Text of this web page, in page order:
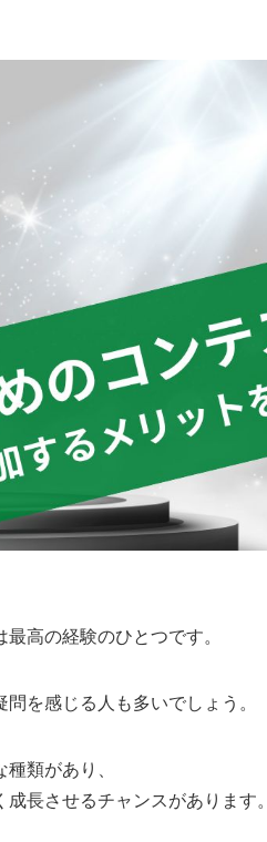
最高の経験のひとつです。
を感じる人も多いでしょう。
類があり、
成長させるチャンスがあります。